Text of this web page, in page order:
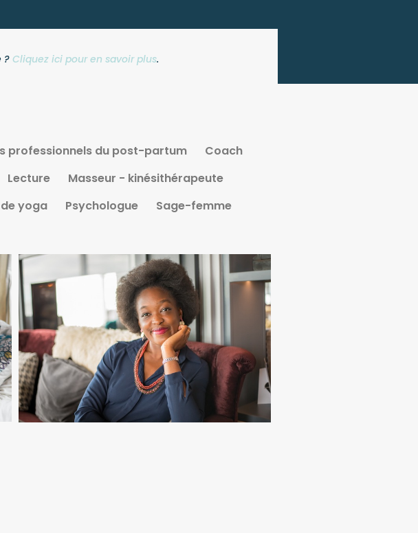
? Cliquez ici pour en savoir plus.
professionnels du post-partum
Coach
Lecture
Masseur - kinésithérapeute
yoga Psychologue
Sage-femme